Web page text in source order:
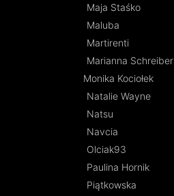
Maja Staśko
Maluba
Martirenti
Marianna Schreiber
Monika Kociołek
Natalie Wayne
Natsu
Navcia
Olciak93
Paulina Hornik
Piątkowska